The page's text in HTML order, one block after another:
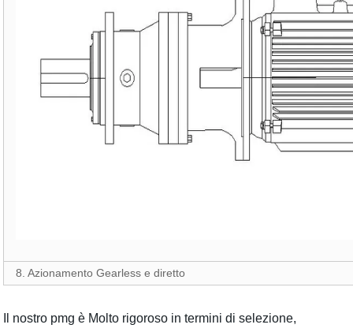
8. Azionamento Gearless e diretto
Il nostro pmg è Molto rigoroso in termini di selezione,